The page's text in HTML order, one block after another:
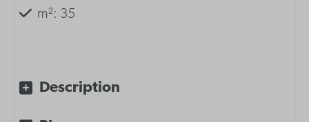
m²: 35
Lit double dans le séjour
Description